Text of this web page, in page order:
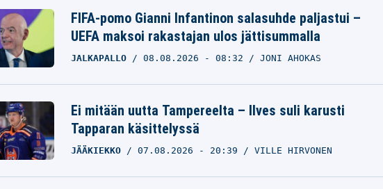
FIFA-pomo Gianni Infantinon salasuhde paljastui –
UEFA maksoi rakastajan ulos jättisummalla
JALKAPALLO 08.08.2026 - 08:32 JONI AHOKAS
Ei mitään uutta Tampereelta – Ilves suli karusti
Tapparan käsittelyssä
JÄÄKIEKKO 07.08.2026 - 20:39 VILLE HIRVONEN